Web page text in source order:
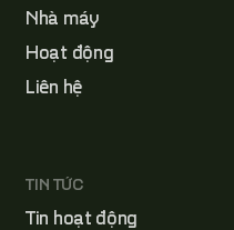
Nhà máy
Hoạt động
Liên hệ
TIN TỨC
Tin hoạt động